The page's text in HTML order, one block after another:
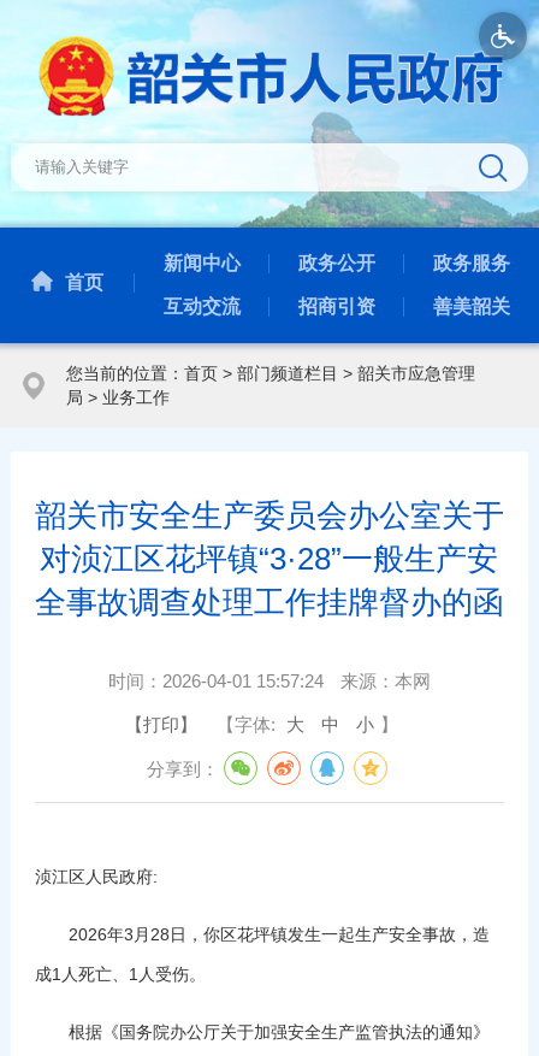
首页
新闻中心 政务公开 政务服务
互动交流 招商引资 善美韶关
您当前的位置： 首页> 部门频道栏目 > 韶关市应急管理
局 > 业务工作
韶关市安全生产委员会办公室关于
对浈江区花坪镇“3·28”一般生产安
全事故调查处理工作挂牌督办的函
时间： 2026-04-01 15:57:24 来源： 本网
【打印】 【字体: 大 中 小 】
分享到：
浈江区人民政府:
2026年3月28日，你区花坪镇发生一起生产安全事故，造
成1人死亡、1人受伤。
根据《国务院办公厅关于加强安全生产监管执法的通知》